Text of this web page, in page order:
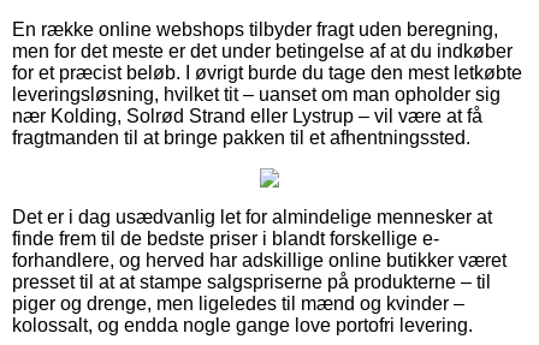
En række online webshops tilbyder fragt uden beregning,
men for det meste er det under betingelse af at du indkøber
for et præcist beløb. I øvrigt burde du tage den mest letkøbte
leveringsløsning, hvilket tit – uanset om man opholder sig
nær Kolding, Solrød Strand eller Lystrup – vil være at få
fragtmanden til at bringe pakken til et afhentningssted.
Det er i dag usædvanlig let for almindelige mennesker at
finde frem til de bedste priser i blandt forskellige e-
forhandlere, og herved har adskillige online butikker været
presset til at at stampe salgspriserne på produkterne – til
piger og drenge, men ligeledes til mænd og kvinder –
kolossalt, og endda nogle gange love portofri levering.